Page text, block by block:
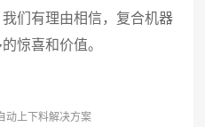
们有理由相信，复合机器
惊喜和价值。
动上下料解决方案